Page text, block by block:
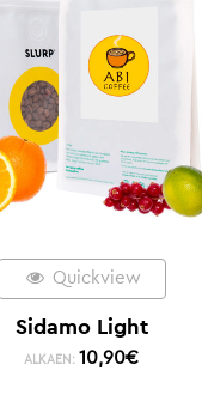
Quickview
Sidamo Light
ALKAEN: 10,90€